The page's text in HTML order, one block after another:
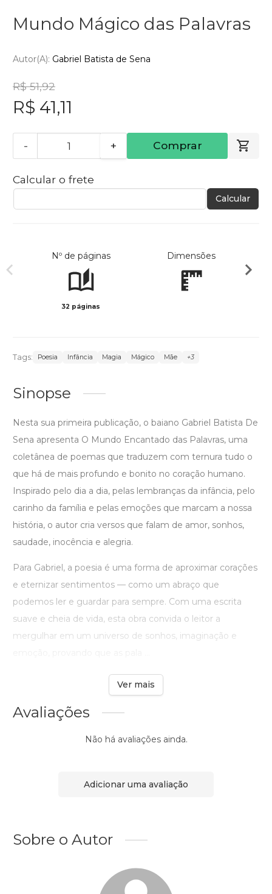
Mundo Mágico das Palavras
Autor(a): Gabriel Batista de Sena
R$ 51,92
R$ 41,11
- + Comprar
Calcular o frete
Calcular
Nº de páginas
32 páginas
Dimensões
Tags: Poesia Infância Magia Mágico Mãe +3
Sinopse
Nesta sua primeira publicação, o baiano Gabriel Batista De
Sena apresenta O Mundo Encantado das Palavras, uma
coletânea de poemas que traduzem com ternura tudo o
que há de mais profundo e bonito no coração humano.
Inspirado pelo dia a dia, pelas lembranças da infância, pelo
carinho da família e pelas emoções que marcam a nossa
história, o autor cria versos que falam de amor, sonhos,
saudade, inocência e alegria.
Para Gabriel, a poesia é uma forma de aproximar corações
e eternizar sentimentos — como um abraço que
podemos ler e guardar para sempre. Com uma escrita
suave e cheia de vida, esta obra convida o leitor a
mergulhar em um universo de sonhos, imaginação e
Ver mais
Avaliações
Não há avaliações ainda.
Adicionar uma avaliação
Sobre o Autor